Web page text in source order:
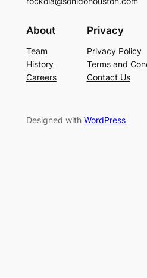
About
Team
History
Careers
Privacy
Privacy Policy
Terms and
Contact Us
Designed with WordPress